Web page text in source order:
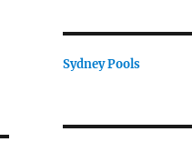
Sydney Pools